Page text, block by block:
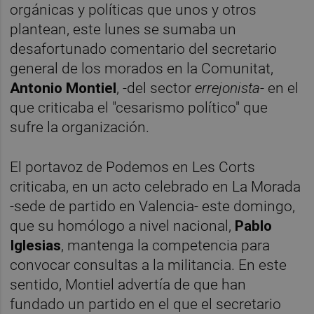
orgánicas y políticas que unos y otros
plantean, este lunes se sumaba un
desafortunado comentario del secretario
general de los morados en la Comunitat,
Antonio Montiel, -del sectorerrejonista- en el
que criticaba el "cesarismo político" que
sufre la organización.
El portavoz de Podemos en Les Corts
criticaba, en un acto celebrado en La Morada
-sede de partido en Valencia- este domingo,
que su homólogo a nivel nacional, Pablo
Iglesias, mantenga la competencia para
convocar consultas a la militancia. En este
sentido, Montiel advertía de que han
fundado un partido en el que el secretario